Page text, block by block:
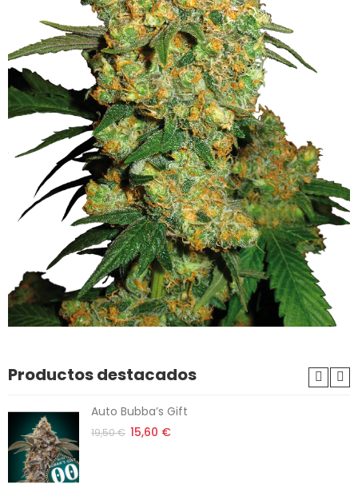
Productos destacados
Auto Bubba’s Gift
19,50 € 15,60 €